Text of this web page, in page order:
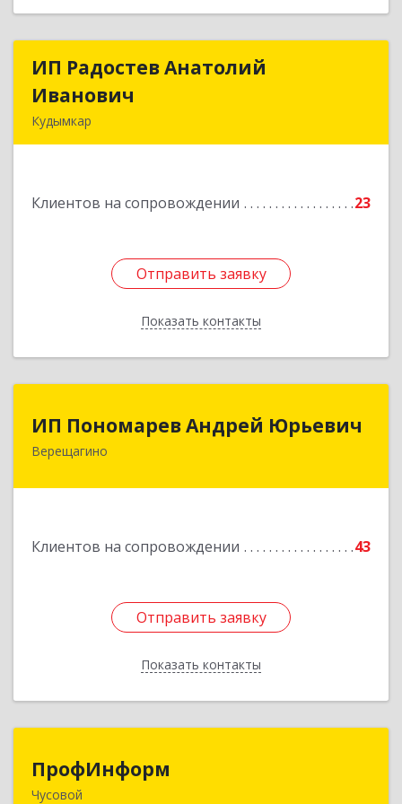
ИП Радостев Анатолий
Иванович
Кудымкар
Клиентов на сопровождении 23
Отправить заявку
Показать контакты
ИП Радостев Анатолий
Подробнее
Отправить заявку
Назад
ИП Пономарев Андрей Юрьевич
Верещагино
Клиентов на сопровождении 43
Отправить заявку
Показать контакты
ИП Пономарев Андрей Юрьевич
617120, Пермский край, Верещагинский р-н,
Отправить заявку
Назад
ПрофИнформ
Чусовой
618204, Пермский край, г.о. Чусовской, Чусовой